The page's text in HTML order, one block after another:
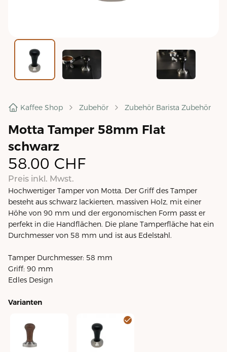
Kaffee Shop Zubehör Zubehör Barista Zubehör
Motta Tamper 58mm Flat
schwarz
58.00 CHF
Preis inkl. Mwst.
Hochwertiger Tamper von Motta. Der Griff des Tamper
besteht aus schwarz lackierten, massiven Holz, mit einer
Höhe von 90 mm und der ergonomischen Form passt er
perfekt in die Handflächen. Die plane Tamperfläche hat ein
Durchmesser von 58 mm und ist aus Edelstahl.
Tamper Durchmesser: 58 mm
Griff: 90 mm
Edles Design
Varianten